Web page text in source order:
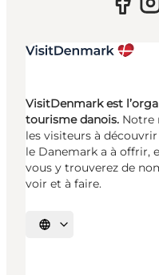
VisitDenmark est
tourisme danois. Notre
les visiteurs à
le Danemark a à offrir,
vous y trouverez de
voir et à faire.
Choisissez la langue